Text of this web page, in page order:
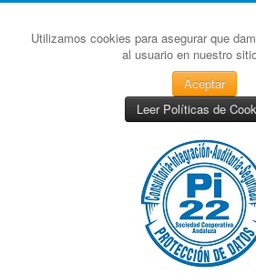
Utilizamos cookies para asegurar que
al usuario en nuestro
Aceptar
Leer Políticas de